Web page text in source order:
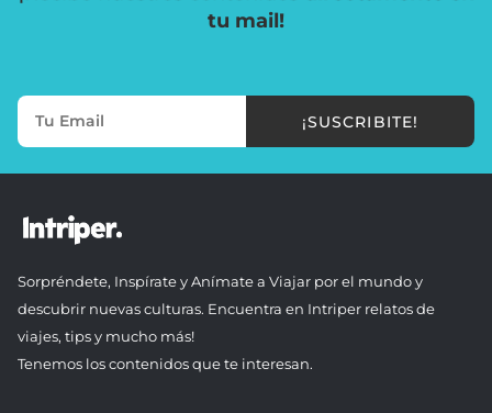
tu mail!
¡SUSCRIBITE!
Sorpréndete, Inspírate y Anímate a Viajar por el mundo y
descubrir nuevas culturas. Encuentra en Intriper relatos de
viajes, tips y mucho más!
Tenemos los contenidos que te interesan.